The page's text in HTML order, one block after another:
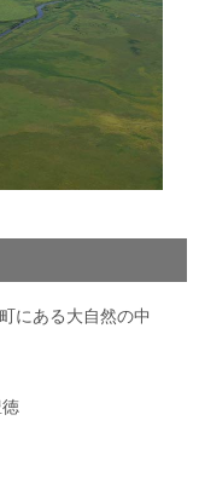
にある大自然の中